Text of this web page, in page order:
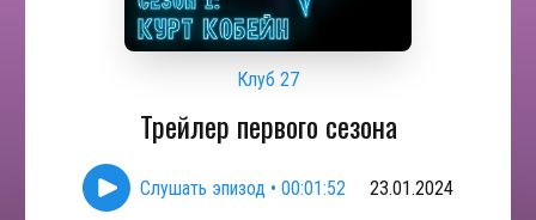
Клуб 27
Трейлер первого сезона
Слушать эпизод • 00:01:52 23.01.2024